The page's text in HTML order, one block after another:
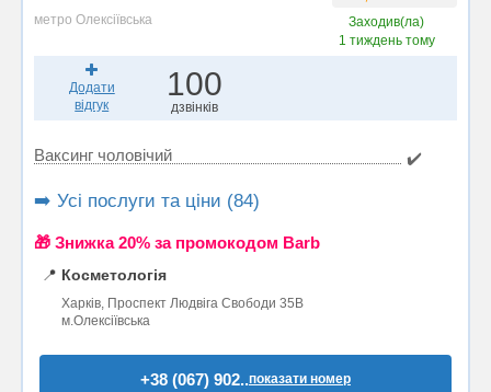
метро Олексіївська
Заходив(ла)
1 тиждень тому
Додати
відгук
100
дзвінків
Ваксинг чоловічий ✔️
➡️ Усі послуги та ціни (84)
🎁 Знижка 20% за промокодом Barb
📍 Косметологія
Харків, Проспект Людвіга Свободи 35В
м.Олексіївська
+38 (067) 902..показати номер